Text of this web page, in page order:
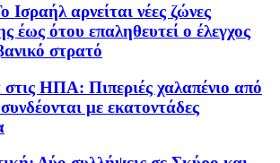
Ισραήλ αρνείται νέες ζώνες
έως ότου επαληθευτεί ο έλεγχος
στρατό
ΗΠΑ: Πιπεριές χαλαπένιο από
με εκατοντάδες